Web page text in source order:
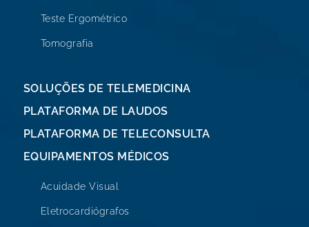
Teste Ergométrico
Tomografia
SOLUÇÕES DE TELEMEDICINA
PLATAFORMA DE LAUDOS
PLATAFORMA DE TELECONSULTA
EQUIPAMENTOS MÉDICOS
Acuidade Visual
Eletrocardiógrafos